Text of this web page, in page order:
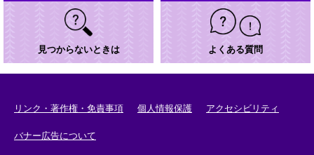
見つからないときは よくある質問
リンク・著作権・免責事項 個人情報保護 アクセシビリティ
バナー広告について